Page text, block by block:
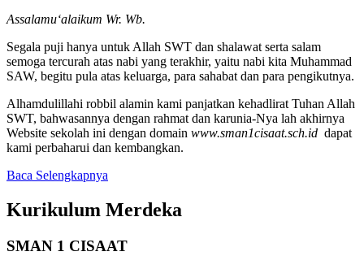
Assalamu‘alaikum Wr. Wb.
Segala puji hanya untuk Allah SWT dan shalawat serta salam
semoga tercurah atas nabi yang terakhir, yaitu nabi kita Muhammad
SAW, begitu pula atas keluarga, para sahabat dan para pengikutnya.
Alhamdulillahi robbil alamin kami panjatkan kehadlirat Tuhan Allah
SWT, bahwasannya dengan rahmat dan karunia-Nya lah akhirnya
Website sekolah ini dengan domain www.sman1cisaat.sch.id dapat
kami perbaharui dan kembangkan.
Baca Selengkapnya
Kurikulum Merdeka
SMAN 1 CISAAT